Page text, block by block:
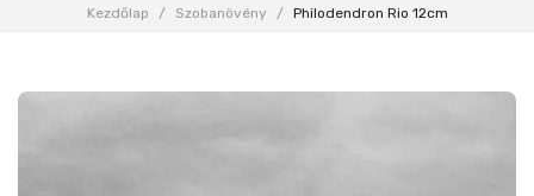
Kezdőlap / Szobanövény / Philodendron Rio 12cm